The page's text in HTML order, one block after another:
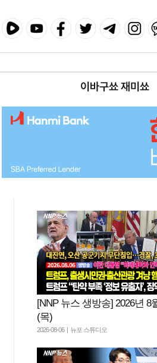
이바구쑈 재미쑈
[NNP 뉴스 생방송] 2026년 8
(목)
2026-08-06 | 뉴포 스튜디오